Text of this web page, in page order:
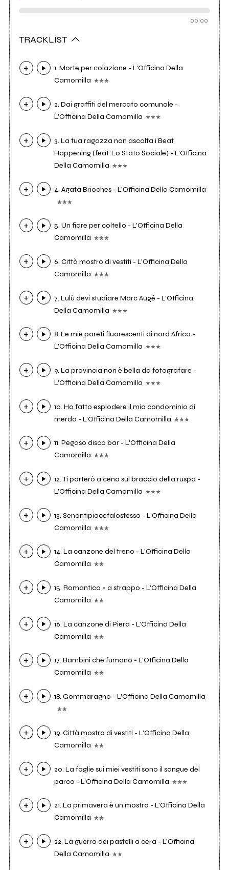
00:00
TRACKLIST
1. Morte per colazione - L'Officina Della
Camomilla
2. Dai graffiti del mercato comunale -
L'Officina Della Camomilla
3. La tua ragazza non ascolta i Beat
Happening (feat. Lo Stato Sociale) - L'Officina
Della Camomilla
4. Agata Brioches - L'Officina Della Camomilla
5. Un fiore per coltello - L'Officina Della
Camomilla
6. Città mostro di vestiti - L'Officina Della
Camomilla
7. Lulù devi studiare Marc Augé - L'Officina
Della Camomilla
8. Le mie pareti fluorescenti di nord Africa -
L'Officina Della Camomilla
9. La provincia non è bella da fotografare -
L'Officina Della Camomilla
10. Ho fatto esplodere il mio condominio di
merda - L'Officina Della Camomilla
11. Pegaso disco bar - L'Officina Della
Camomilla
12. Ti porterò a cena sul braccio della ruspa -
L'Officina Della Camomilla
13. Senontipiacefalostesso - L'Officina Della
Camomilla
14. La canzone del treno - L'Officina Della
Camomilla
15. Romantico = a strappo - L'Officina Della
Camomilla
16. La canzone di Piera - L'Officina Della
Camomilla
17. Bambini che fumano - L'Officina Della
Camomilla
18. Gommaragno - L'Officina Della Camomilla
19. Città mostro di vestiti - L'Officina Della
Camomilla
20. La foglie sui miei vestiti sono il sangue del
parco - L'Officina Della Camomilla
21. La primavera è un mostro - L'Officina Della
Camomilla
22. La guerra dei pastelli a cera - L'Officina
Della Camomilla